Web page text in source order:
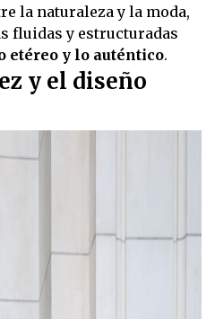
la naturaleza y la moda,
fluidas y estructuradas
etéreo y lo auténtico.
y el diseño